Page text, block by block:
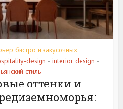
бистро и закусочных
design • interior design •
стиль
оттенки и